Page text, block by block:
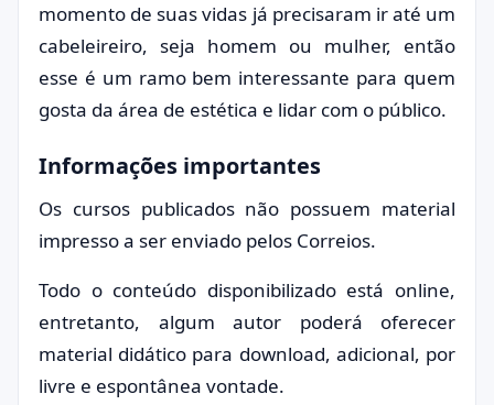
momento de suas vidas já precisaram ir até um
cabeleireiro, seja homem ou mulher, então
esse é um ramo bem interessante para quem
gosta da área de estética e lidar com o público.
Informações importantes
Os cursos publicados não possuem material
impresso a ser enviado pelos Correios.
Todo o conteúdo disponibilizado está online,
entretanto, algum autor poderá oferecer
material didático para download, adicional, por
livre e espontânea vontade.